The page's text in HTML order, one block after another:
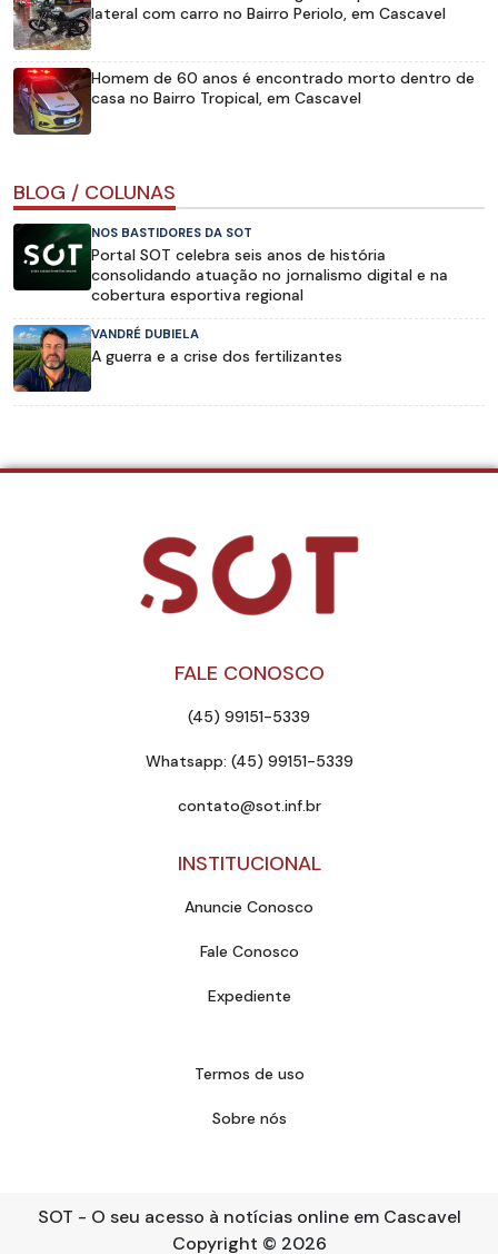
lateral com carro no Bairro Periolo, em Cascavel
Homem de 60 anos é encontrado morto dentro de
casa no Bairro Tropical, em Cascavel
BLOG / COLUNAS
NOS BASTIDORES DA SOT
Portal SOT celebra seis anos de história
consolidando atuação no jornalismo digital e na
cobertura esportiva regional
VANDRÉ DUBIELA
A guerra e a crise dos fertilizantes
FALE CONOSCO
(45) 99151-5339
Whatsapp: (45) 99151-5339
contato@sot.inf.br
INSTITUCIONAL
Anuncie Conosco
Fale Conosco
Expediente
Termos de uso
Sobre nós
SOT - O seu acesso à notícias online em Cascavel
Copyright © 2026